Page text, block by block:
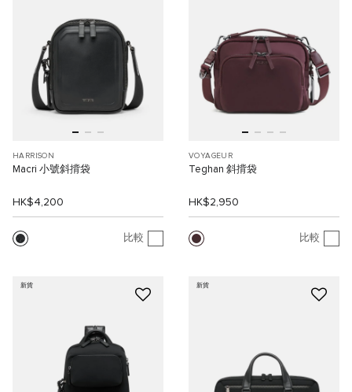
HARRISON
Macri 小號斜揹袋
HK$4,200
比較
VOYAGEUR
Teghan 斜揹袋
HK$2,950
比較
新貨 新貨